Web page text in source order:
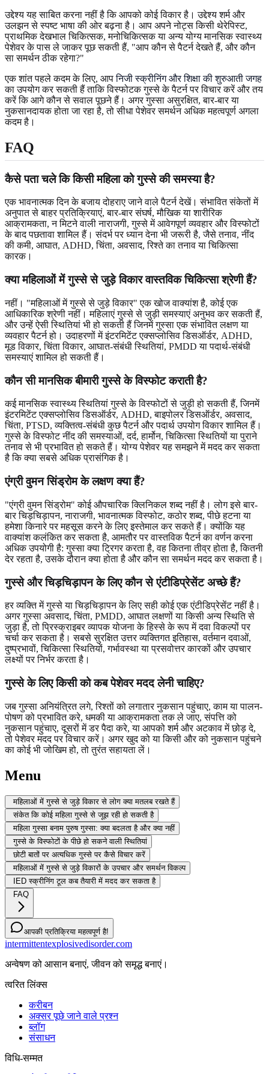
उद्देश्य यह साबित करना नहीं है कि आपको कोई विकार है। उद्देश्य शर्म और
उलझन से स्पष्ट भाषा की ओर बढ़ना है। आप अपने नोट्स किसी थेरेपिस्ट,
प्राथमिक देखभाल चिकित्सक, मनोचिकित्सक या अन्य योग्य मानसिक स्वास्थ्य
पेशेवर के पास ले जाकर पूछ सकती हैं, "आप कौन से पैटर्न देखते हैं, और कौन
सा समर्थन ठीक रहेगा?"
एक शांत पहले कदम के लिए, आपनिजी स्क्रीनिंग और शिक्षा की शुरुआती जगह
का उपयोग कर सकती हैं ताकि विस्फोटक गुस्से के पैटर्न पर विचार करें और तय
करें कि आगे कौन से सवाल पूछने हैं। अगर गुस्सा असुरक्षित, बार-बार या
नुकसानदायक होता जा रहा है, तो सीधा पेशेवर समर्थन अधिक महत्वपूर्ण अगला
कदम है।
FAQ
कैसे पता चले कि किसी महिला को गुस्से की समस्या है?
एक भावनात्मक दिन के बजाय दोहराए जाने वाले पैटर्न देखें। संभावित संकेतों में
अनुपात से बाहर प्रतिक्रियाएं, बार-बार संघर्ष, मौखिक या शारीरिक
आक्रामकता, न मिटने वाली नाराजगी, गुस्से में आवेगपूर्ण व्यवहार और विस्फोटों
के बाद पछतावा शामिल हैं। संदर्भ पर ध्यान देना भी जरूरी है, जैसे तनाव, नींद
की कमी, आघात, ADHD, चिंता, अवसाद, रिश्ते का तनाव या चिकित्सा
कारक।
क्या महिलाओं में गुस्से से जुड़े विकार वास्तविक चिकित्सा श्रेणी हैं?
नहीं। "महिलाओं में गुस्से से जुड़े विकार" एक खोज वाक्यांश है, कोई एक
आधिकारिक श्रेणी नहीं। महिलाएं गुस्से से जुड़ी समस्याएं अनुभव कर सकती हैं,
और उन्हें ऐसी स्थितियां भी हो सकती हैं जिनमें गुस्सा एक संभावित लक्षण या
व्यवहार पैटर्न हो। उदाहरणों में इंटरमिटेंट एक्सप्लोसिव डिसऑर्डर, ADHD,
मूड विकार, चिंता विकार, आघात-संबंधी स्थितियां, PMDD या पदार्थ-संबंधी
समस्याएं शामिल हो सकती हैं।
कौन सी मानसिक बीमारी गुस्से के विस्फोट कराती है?
कई मानसिक स्वास्थ्य स्थितियां गुस्से के विस्फोटों से जुड़ी हो सकती हैं, जिनमें
इंटरमिटेंट एक्सप्लोसिव डिसऑर्डर, ADHD, बाइपोलर डिसऑर्डर, अवसाद,
चिंता, PTSD, व्यक्तित्व-संबंधी कुछ पैटर्न और पदार्थ उपयोग विकार शामिल हैं।
गुस्से के विस्फोट नींद की समस्याओं, दर्द, हार्मोन, चिकित्सा स्थितियों या पुराने
तनाव से भी प्रभावित हो सकते हैं। योग्य पेशेवर यह समझने में मदद कर सकता
है कि क्या सबसे अधिक प्रासंगिक है।
एंग्री वुमन सिंड्रोम के लक्षण क्या हैं?
"एंग्री वुमन सिंड्रोम" कोई औपचारिक क्लिनिकल शब्द नहीं है। लोग इसे बार-
बार चिड़चिड़ापन, नाराजगी, भावनात्मक विस्फोट, कठोर शब्द, पीछे हटना या
हमेशा किनारे पर महसूस करने के लिए इस्तेमाल कर सकते हैं। क्योंकि यह
वाक्यांश कलंकित कर सकता है, आमतौर पर वास्तविक पैटर्न का वर्णन करना
अधिक उपयोगी है: गुस्सा क्या ट्रिगर करता है, वह कितना तीव्र होता है, कितनी
देर रहता है, उसके दौरान क्या होता है और कौन सा समर्थन मदद कर सकता है।
गुस्से और चिड़चिड़ापन के लिए कौन से एंटीडिप्रेसेंट अच्छे हैं?
हर व्यक्ति में गुस्से या चिड़चिड़ापन के लिए सही कोई एक एंटीडिप्रेसेंट नहीं है।
अगर गुस्सा अवसाद, चिंता, PMDD, आघात लक्षणों या किसी अन्य स्थिति से
जुड़ा है, तो प्रिस्क्राइबर व्यापक योजना के हिस्से के रूप में दवा विकल्पों पर
चर्चा कर सकता है। सबसे सुरक्षित उत्तर व्यक्तिगत इतिहास, वर्तमान दवाओं,
दुष्प्रभावों, चिकित्सा स्थितियों, गर्भावस्था या प्रसवोत्तर कारकों और उपचार
लक्ष्यों पर निर्भर करता है।
गुस्से के लिए किसी को कब पेशेवर मदद लेनी चाहिए?
जब गुस्सा अनियंत्रित लगे, रिश्तों को लगातार नुकसान पहुंचाए, काम या पालन-
पोषण को प्रभावित करे, धमकी या आक्रामकता तक ले जाए, संपत्ति को
नुकसान पहुंचाए, दूसरों में डर पैदा करे, या आपको शर्म और अटकाव में छोड़ दे,
तो पेशेवर मदद पर विचार करें। अगर खुद को या किसी और को नुकसान पहुंचने
का कोई भी जोखिम हो, तो तुरंत सहायता लें।
Menu
महिलाओं में गुस्से से जुड़े विकार से लोग क्या मतलब रखते हैं
संकेत कि कोई महिला गुस्से से जूझ रही हो सकती है
महिला गुस्सा बनाम पुरुष गुस्सा: क्या बदलता है और क्या नहीं
गुस्से के विस्फोटों के पीछे हो सकने वाली स्थितियां
छोटी बातों पर अत्यधिक गुस्से पर कैसे विचार करें
महिलाओं में गुस्से से जुड़े विकारों के उपचार और समर्थन विकल्प
IED स्क्रीनिंग टूल कब तैयारी में मदद कर सकता है
FAQ
आपकी प्रतिक्रिया महत्वपूर्ण है!
intermittentexplosivedisorder.com
अन्वेषण को आसान बनाएं, जीवन को समृद्ध बनाएं।
त्वरित लिंक्स
करीबन
अक्सर पूछे जाने वाले प्रश्न
ब्लॉग
संसाधन
विधि-सम्‍मत